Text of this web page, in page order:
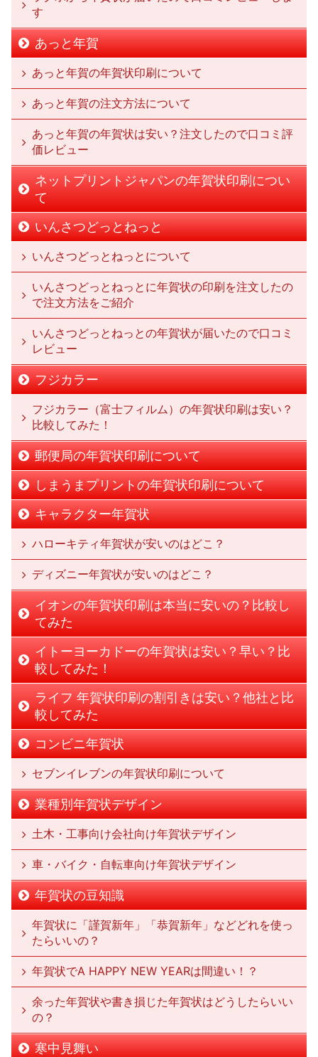
す
あっと年賀
あっと年賀の年賀状印刷について
あっと年賀の注文方法について
あっと年賀の年賀状は安い？注文したので口コミ評
価レビュー
ネットプリントジャパンの年賀状印刷につい
て
いんさつどっとねっと
いんさつどっとねっとについて
いんさつどっとねっとに年賀状の印刷を注文したの
で注文方法をご紹介
いんさつどっとねっとの年賀状が届いたので口コミ
レビュー
フジカラー
フジカラー（富士フィルム）の年賀状印刷は安い？
比較してみた！
郵便局の年賀状印刷について
しまうまプリントの年賀状印刷について
キャラクター年賀状
ハローキティ年賀状が安いのはどこ？
ディズニー年賀状が安いのはどこ？
イオンの年賀状印刷は本当に安いの？比較し
てみた
イトーヨーカドーの年賀状は安い？早い？比
較してみた！
ライフ 年賀状印刷の割引きは安い？他社と比
較してみた
コンビニ年賀状
セブンイレブンの年賀状印刷について
業種別年賀状デザイン
土木・工事向け会社向け年賀状デザイン
車・バイク・自転車向け年賀状デザイン
年賀状の豆知識
年賀状に「謹賀新年」「恭賀新年」などどれを使っ
たらいいの？
年賀状でA HAPPY NEW YEARは間違い！？
余った年賀状や書き損じた年賀状はどうしたらいい
の？
寒中見舞い